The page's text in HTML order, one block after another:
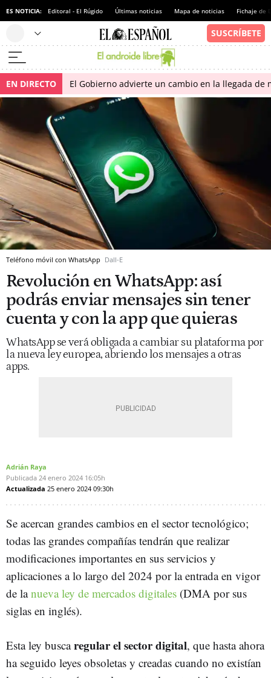
ES NOTICIA: Editoral - El Rúgido Últimas noticias Mapa de noticias Fichaje de
EN DIRECTO El Gobierno advierte un cambio en la llegada
Teléfono móvil con WhatsApp Dall-E
Revolución en WhatsApp: así
podrás enviar mensajes sin tener
cuenta y con la app que quieras
WhatsApp se verá obligada a cambiar su plataforma por
la nueva ley europea, abriendo los mensajes a otras
apps.
Adrián Raya
Publicada 24 enero 2024 16:05h
Actualizada 25 enero 2024 09:30h
Se acercan grandes cambios en el sector tecnológico;
todas las grandes compañías tendrán que realizar
modificaciones importantes en sus servicios y
aplicaciones a lo largo del 2024 por la entrada en vigor
de lanueva ley de mercados digitales (DMA por sus
siglas en inglés).
Esta ley buscaregular el sector digital, que hasta ahora
ha seguido leyes obsoletas y creadas cuando no existían